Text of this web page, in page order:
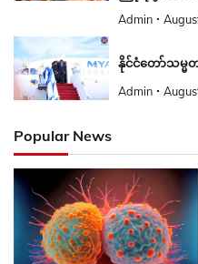
Admin
နိုင်ငံတော်သမ္မ
Admin
Popular News